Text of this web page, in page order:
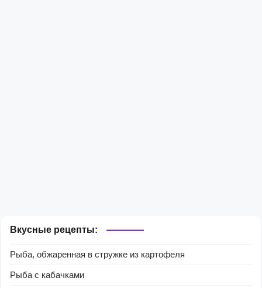
Вкусные рецепты:
Рыба, обжаренная в стружке из картофеля
Рыба с кабачками